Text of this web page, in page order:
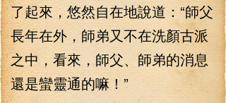
了起來，悠然自在地說道：“師父
長年在外，師弟又不在洗顏古派
之中，看來，師父、師弟的消息
還是蠻靈通的嘛！”